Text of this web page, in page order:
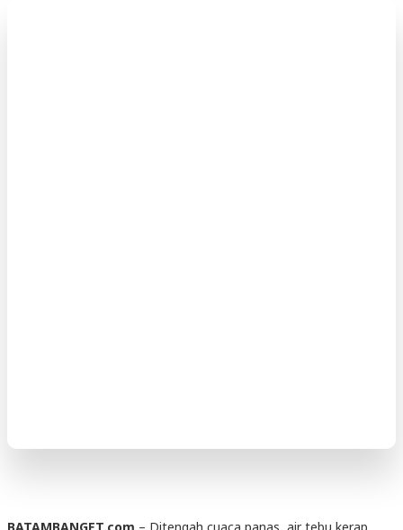
BATAMBANGET.com – Ditengah cuaca panas, air tebu kerap